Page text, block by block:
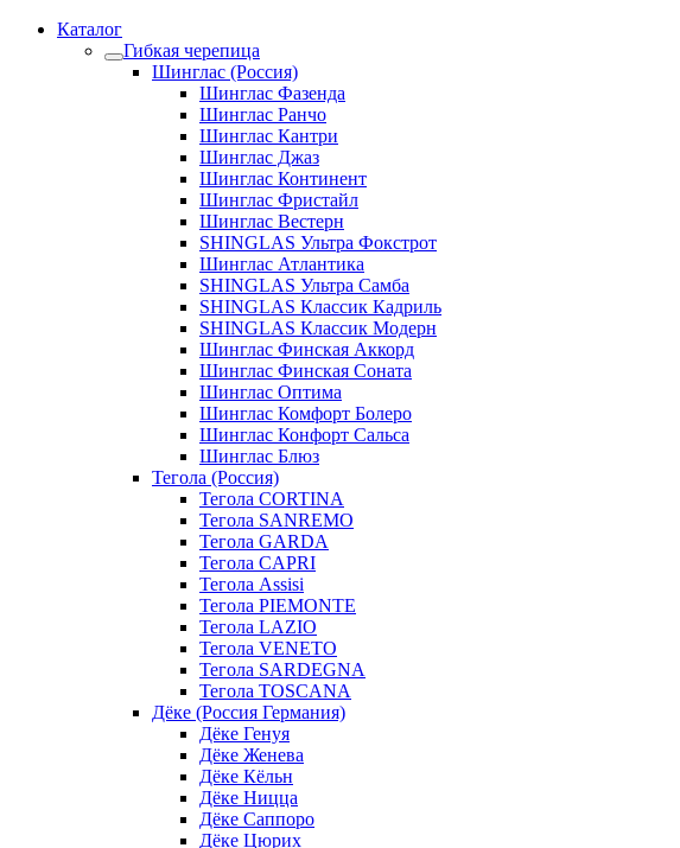
Каталог
Гибкая черепица
Шинглас (Россия)
Шинглас Фазенда
Шинглас Ранчо
Шинглас Кантри
Шинглас Джаз
Шинглас Континент
Шинглас Фристайл
Шинглас Вестерн
SHINGLAS Ультра Фокстрот
Шинглас Атлантика
SHINGLAS Ультра Самба
SHINGLAS Классик Кадриль
SHINGLAS Классик Модерн
Шинглас Финская Аккорд
Шинглас Финская Соната
Шинглас Оптима
Шинглас Комфорт Болеро
Шинглас Конфорт Сальса
Шинглас Блюз
Тегола (Россия)
Тегола CORTINA
Тегола SANREMO
Тегола GARDA
Тегола CAPRI
Тегола Assisi
Тегола PIEMONTE
Тегола LAZIO
Тегола VENETO
Тегола SARDEGNA
Тегола TOSCANA
Дёке (Россия Германия)
Дёке Генуя
Дёке Женева
Дёке Кёльн
Дёке Ницца
Дёке Саппоро
Дёке Цюрих